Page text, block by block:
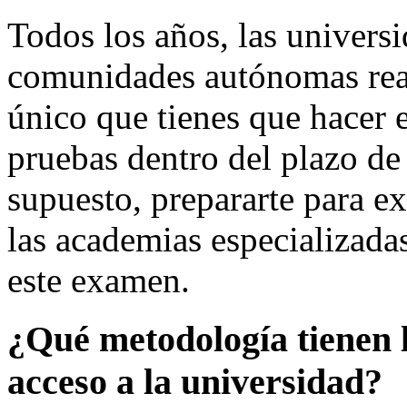
Todos los años, las
comunidades autónomas
único que tienes que hacer
pruebas dentro del plazo
supuesto, prepararte para
las academias
este examen.
¿Qué metodología
acceso a la universidad?